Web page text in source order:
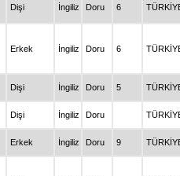
Dişi İngiliz Doru 6
Erkek İngiliz Doru 6
Dişi İngiliz Doru 5
Dişi İngiliz Doru
Erkek İngiliz Doru 9